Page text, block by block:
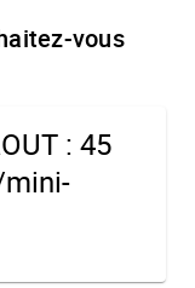
vous
: 45